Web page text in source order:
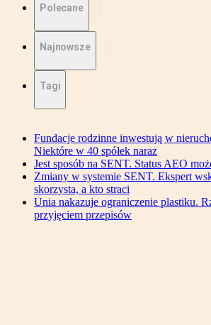
Polecane
Najnowsze
Tagi
Fundacje rodzinne inwestują w
Niektóre w 40 spółek naraz
Jest sposób na SENT. Status AEO
Zmiany w systemie SENT. Ekspert
skorzysta, a kto straci
Unia nakazuje ograniczenie plastiku.
przyjęciem przepisów